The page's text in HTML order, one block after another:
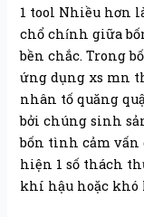
1 tool Nhiều hơn
chổ chính giữa
bền chắc. Trong
ứng dụng xs mn
nhân tố quăng
bởi chúng sinh
bốn tình cảm vấn
hiện 1 số thách
khí hậu hoặc